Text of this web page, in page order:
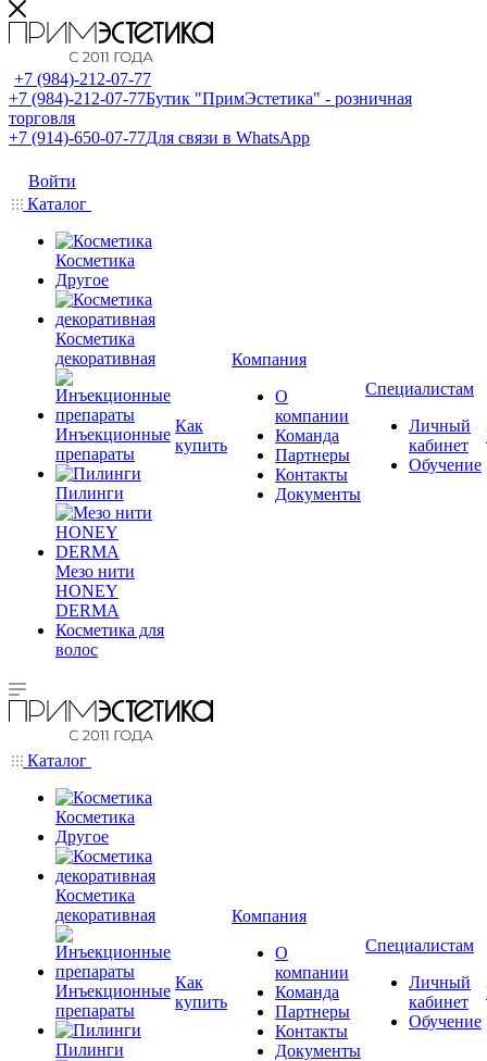
+7 (984)-212-07-77
+7 (984)-212-07-77Бутик "ПримЭстетика" - розничная
торговля
+7 (914)-650-07-77Для связи в WhatsApp
Войти
Каталог
Косметика
Другое
Косметика
декоративная
Инъекционные
препараты
Пилинги
Мезо нити
HONEY
DERMA
Косметика для
волос
Как
купить
Компания
О
компании
Команда
Партнеры
Контакты
Документы
Специалистам
Личный
кабинет
Обучение
Каталог
Косметика
Другое
Косметика
декоративная
Инъекционные
препараты
Пилинги
Как
купить
Компания
О
компании
Команда
Партнеры
Контакты
Документы
Специалистам
Личный
кабинет
Обучение